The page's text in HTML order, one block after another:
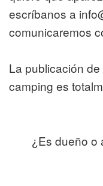
escríbanos a
comunicaremos
La publicación
camping es
¿Es dueño o